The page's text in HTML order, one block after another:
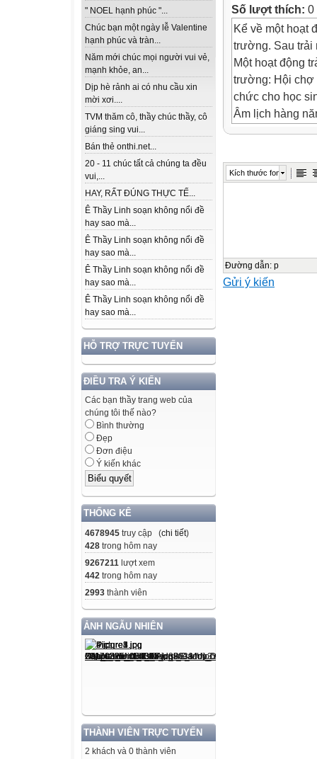
" NOEL hạnh phúc "...
Chúc bạn một ngày lễ Valentine
hạnh phúc và tràn...
Năm mới chúc mọi người vui vẻ,
mạnh khỏe, an...
Dịp hè rảnh ai có nhu cầu xin
mời xơi....
TVM thăm cô, thầy chúc thầy, cô
giáng sing vui...
Bán thẻ onthi.net...
20 - 11 chúc tất cả chúng ta đều
vui,...
HAY, RẤT ĐÚNG THỰC TẾ...
Ê Thầy Linh soạn không nổi đề
hay sao mà...
Ê Thầy Linh soạn không nổi đề
hay sao mà...
Ê Thầy Linh soạn không nổi đề
hay sao mà...
Ê Thầy Linh soạn không nổi đề
hay sao mà...
HỖ TRỢ TRỰC TUYẾN
ĐIỀU TRA Ý KIẾN
Các bạn thầy trang web của
chúng tôi thế nào?
Bình thường
Đẹp
Đơn điệu
Ý kiến khác
THỐNG KÊ
4678945 truy cập (chi tiết)
428 trong hôm nay
9267211 lượt xem
442 trong hôm nay
2993 thành viên
ẢNH NGẪU NHIÊN
THÀNH VIÊN TRỰC TUYẾN
2 khách và 0 thành viên
Số lượt thích: 0
Kể về một hoạt
trường. Sau trải
Một hoạt động
trường: Hội chợ
chức cho học
Âm lịch hàng
ngày Tết (nhảy
thường được
17 tháng11
Thứ …
Kích thước font
Đường dẫn: p
Gửi ý kiến